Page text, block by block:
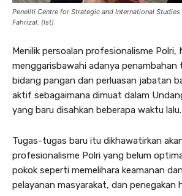
Peneliti Centre for Strategic and International Studies
Fahrizal. (Ist)
Menilik persoalan profesionalisme Polri,
menggarisbawahi adanya penambahan
bidang pangan dan perluasan jabatan
aktif sebagaimana dimuat dalam
yang baru disahkan beberapa waktu lalu.
Tugas-tugas baru itu dikhawatirkan
profesionalisme Polri yang belum
pokok seperti memelihara keamanan
pelayanan masyarakat, dan penegakan